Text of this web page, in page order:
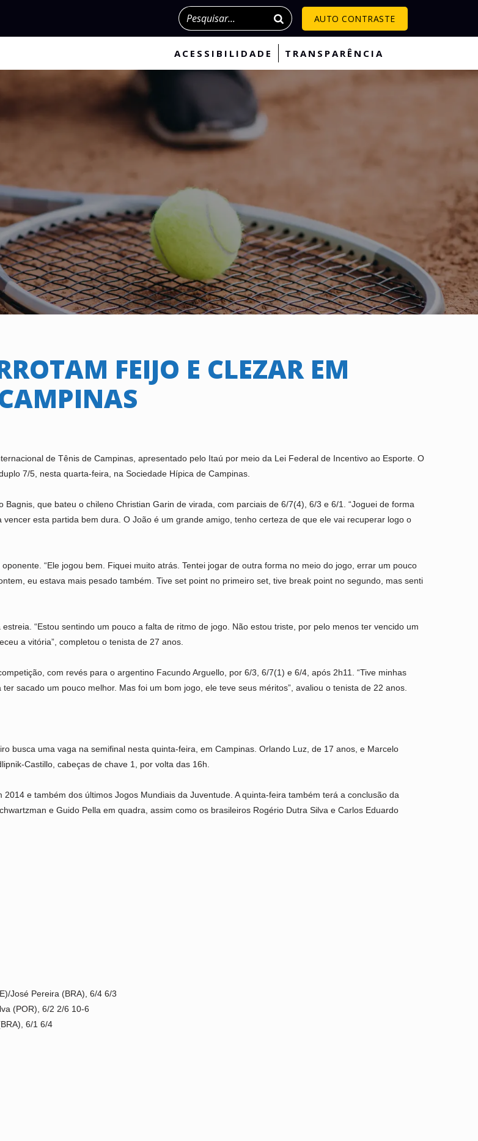
Pesquisar AUTO CONTRASTE
ACESSIBILIDADE TRANSPARÊNCIA
FEIJO E CLEZAR EM
de Tênis de Campinas, apresentado pelo Itaú por meio da Lei Federal de Incentivo ao Esporte. O
7/5, nesta quarta-feira, na Sociedade Hípica de Campinas.
que bateu o chileno Christian Garin de virada, com parciais de 6/7(4), 6/3 e 6/1. “Joguei de forma
esta partida bem dura. O João é um grande amigo, tenho certeza de que ele vai recuperar logo o
“Ele jogou bem. Fiquei muito atrás. Tentei jogar de outra forma no meio do jogo, errar um pouco
eu estava mais pesado também. Tive set point no primeiro set, tive break point no segundo, mas senti
“Estou sentindo um pouco a falta de ritmo de jogo. Não estou triste, por pelo menos ter vencido um
a vitória”, completou o tenista de 27 anos.
com revés para o argentino Facundo Arguello, por 6/3, 6/7(1) e 6/4, após 2h11. “Tive minhas
sacado um pouco melhor. Mas foi um bom jogo, ele teve seus méritos”, avaliou o tenista de 22 anos.
busca uma vaga na semifinal nesta quinta-feira, em Campinas. Orlando Luz, de 17 anos, e Marcelo
Castillo, cabeças de chave 1, por volta das 16h.
e também dos últimos Jogos Mundiais da Juventude. A quinta-feira também terá a conclusão da
e Guido Pella em quadra, assim como os brasileiros Rogério Dutra Silva e Carlos Eduardo
José Pereira (BRA), 6/4 6/3
(POR), 6/2 2/6 10-6
6/1 6/4